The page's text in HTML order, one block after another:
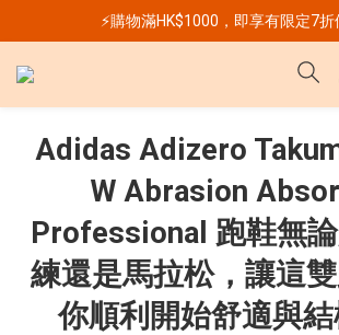
⚡購物滿HK$1000，即享有限定7
Adidas Adizero
W Abrasion
Professional 跑鞋無
練還是馬拉松，讓這
你順利開始舒適與